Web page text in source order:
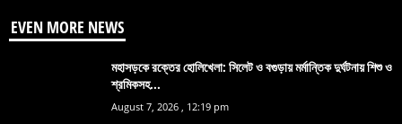
EVEN MORE NEWS
মহাসড়কে রক্তের হোলিখেলা: সিলেট ও বগুড়ায় মর্মান্তিক দুর্ঘটনায় শিশু ও
শ্রমিকসহ...
August 7, 2026 , 12:19 pm